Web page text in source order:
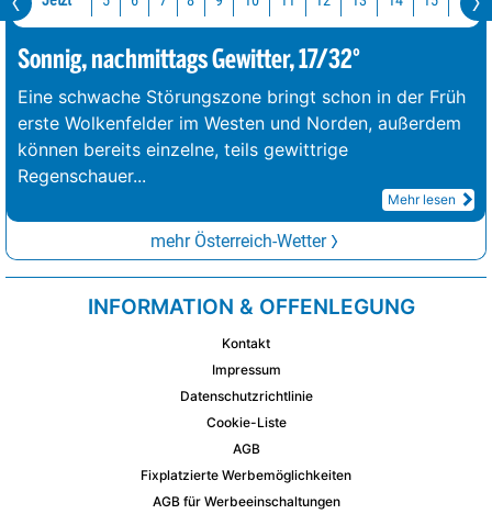
Sonnig, nachmittags Gewitter, 17/32°
Eine schwache Störungszone bringt schon in der Früh
erste Wolkenfelder im Westen und Norden, außerdem
können bereits einzelne, teils gewittrige
Regenschauer...
Mehr lesen
mehr Österreich-Wetter
INFORMATION & OFFENLEGUNG
Kontakt
Impressum
Datenschutzrichtlinie
Cookie-Liste
AGB
Fixplatzierte Werbemöglichkeiten
AGB für Werbeeinschaltungen